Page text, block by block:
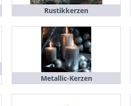
Rustikkerzen
Metallic-Kerzen